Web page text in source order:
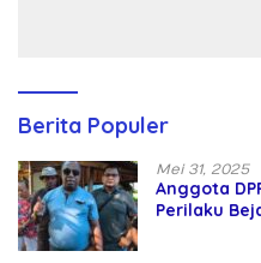
Berita Populer
Mei 31, 2025
Anggota
Perilaku